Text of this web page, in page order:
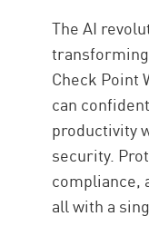
The AI
Check Point
can
productivity
security.
compliance,
all with a